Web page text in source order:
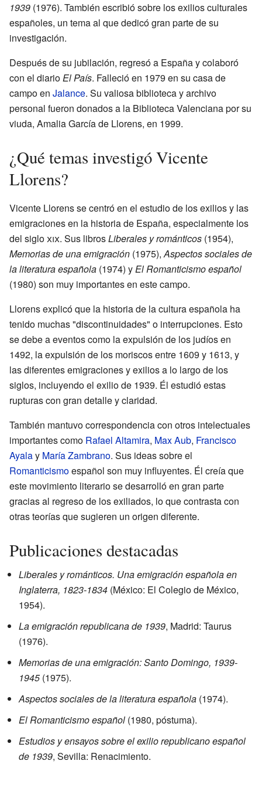
1939 (1976). También escribió sobre los exilios culturales
españoles, un tema al que dedicó gran parte de su
investigación.
Después de su jubilación, regresó a España y colaboró
con el diarioEl País. Falleció en 1979 en su casa de
campo en Jalance. Su valiosa biblioteca y archivo
personal fueron donados a la Biblioteca Valenciana por su
viuda, Amalia García de Llorens, en 1999.
¿Qué temas investigó Vicente
Llorens?
Vicente Llorens se centró en el estudio de los exilios y las
emigraciones en la historia de España, especialmente los
del sigloxix. Sus librosLiberales y románticos (1954),
Memorias de una emigración (1975),Aspectos sociales de
la literatura española (1974) yEl Romanticismo español
(1980) son muy importantes en este campo.
Llorens explicó que la historia de la cultura española ha
tenido muchas "discontinuidades" o interrupciones. Esto
se debe a eventos como la expulsión de los judíos en
1492, la expulsión de los moriscos entre 1609 y 1613, y
las diferentes emigraciones y exilios a lo largo de los
siglos, incluyendo el exilio de 1939. Él estudió estas
rupturas con gran detalle y claridad.
También mantuvo correspondencia con otros intelectuales
importantes como Rafael Altamira, Max Aub, Francisco
Ayalay María Zambrano. Sus ideas sobre el
Romanticismoespañol son muy influyentes. Él creía que
este movimiento literario se desarrolló en gran parte
gracias al regreso de los exiliados, lo que contrasta con
otras teorías que sugieren un origen diferente.
Publicaciones destacadas
Liberales y románticos. Una emigración española en
Inglaterra, 1823-1834 (México: El Colegio de México,
1954).
La emigración republicana de 1939, Madrid: Taurus
(1976).
Memorias de una emigración: Santo Domingo, 1939-
1945(1975).
Aspectos sociales de la literatura española (1974).
El Romanticismo español (1980, póstuma).
Estudios y ensayos sobre el exilio republicano español
de 1939, Sevilla: Renacimiento.